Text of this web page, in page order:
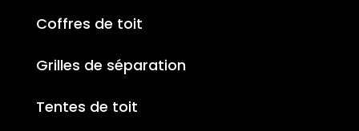
Coffres de toit
Grilles de séparation
Tentes de toit